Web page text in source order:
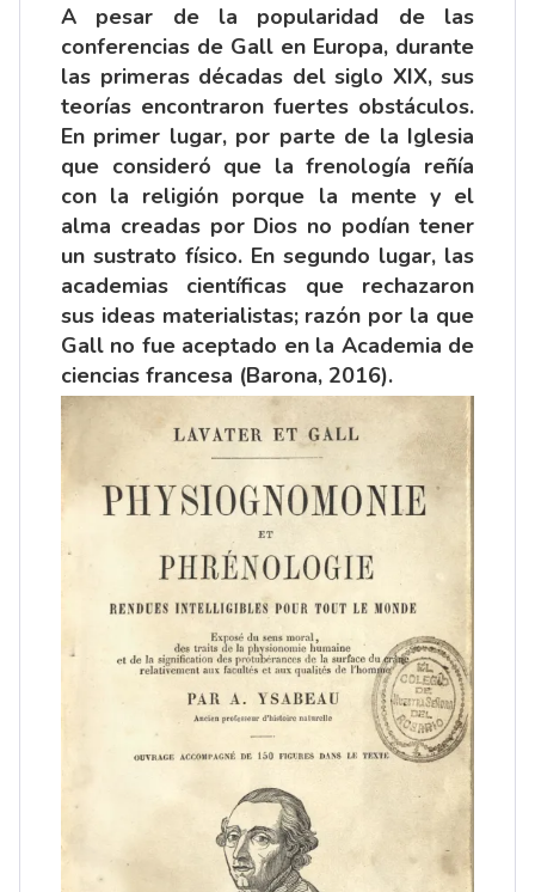
A pesar de la popularidad de las
conferencias de Gall en Europa, durante
las primeras décadas del siglo XIX, sus
teorías encontraron fuertes obstáculos.
En primer lugar, por parte de la Iglesia
que consideró que la frenología reñía
con la religión porque la mente y el
alma creadas por Dios no podían tener
un sustrato físico. En segundo lugar, las
academias científicas que rechazaron
sus ideas materialistas; razón por la que
Gall no fue aceptado en la Academia de
ciencias francesa (Barona, 2016).